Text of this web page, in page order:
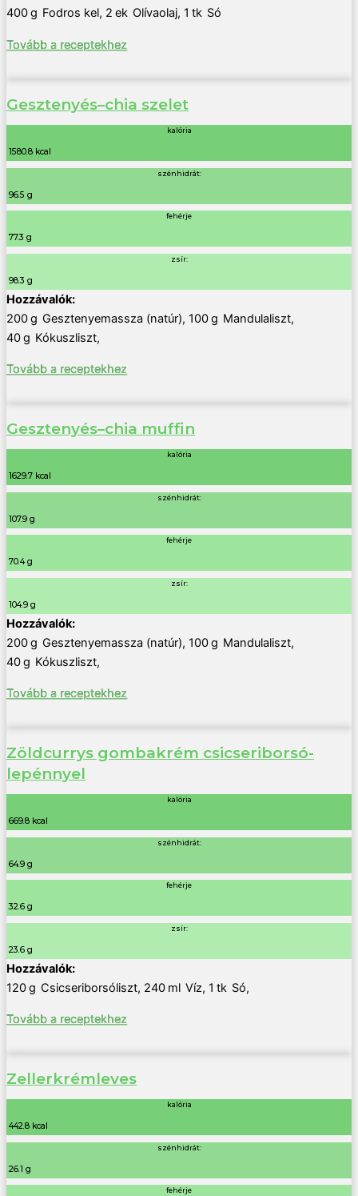
400g Fodros kel, 2 ek Olívaolaj, 1 tk Só
Tovább a receptekhez
Gesztenyés–chia szelet
kalória
1580.8 kcal
szénhidrát:
96.5 g
fehérje
77.3 g
zsír:
98.3 g
200g Gesztenyemassza (natúr), 100g Mandulaliszt,
40g Kókuszliszt,
Tovább a receptekhez
Gesztenyés–chia muffin
kalória
1629.7 kcal
szénhidrát:
107.9 g
fehérje
70.4 g
zsír:
104.9 g
200g Gesztenyemassza (natúr), 100g Mandulaliszt,
40g Kókuszliszt,
Tovább a receptekhez
Zöldcurrys gombakrém csicseriborsó-
lepénnyel
kalória
669.8 kcal
szénhidrát:
64.9 g
fehérje
32.6 g
zsír:
23.6 g
120g Csicseriborsóliszt, 240 ml Víz, 1 tk Só,
Tovább a receptekhez
Zellerkrémleves
kalória
442.8 kcal
szénhidrát:
26.1 g
fehérje